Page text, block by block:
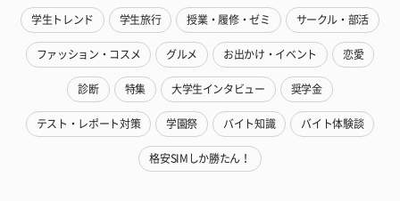
学生トレンド 学生旅行 授業・履修・ゼミ サークル・部活
ファッション・コスメ グルメ お出かけ・イベント 恋愛
診断 特集 大学生インタビュー 奨学金
テスト・レポート対策 学園祭 バイト知識 バイト体験談
格安SIMしか勝たん！